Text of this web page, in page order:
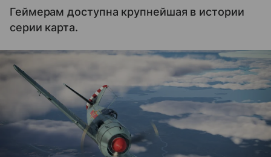
Геймерам доступна крупнейшая в истории
серии карта.